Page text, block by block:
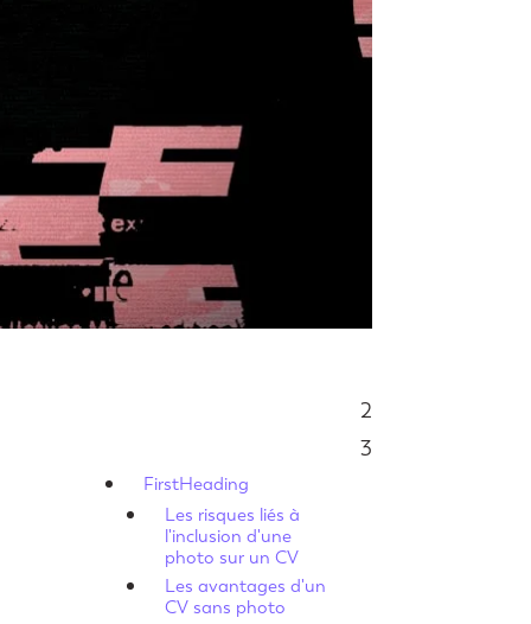
2
3
FirstHeading
Les risques liés à
l'inclusion d'une
photo sur un CV
Les avantages d'un
CV sans photo